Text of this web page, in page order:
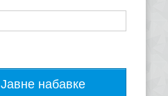
Јавне набавке